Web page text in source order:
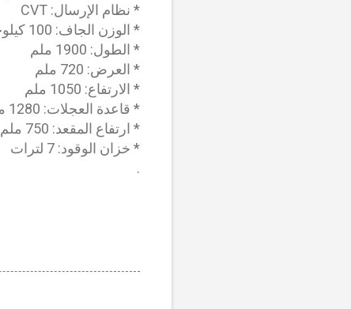
* نظام الإرسال: CVT
* الوزن الجاف: 100 كيلوجرام
* الطول: 1900 ملم
* العرض: 720 ملم
* الارتفاع: 1050 ملم
* قاعدة العجلات: 1280 ملم
* ارتفاع المقعد: 750 ملم
* خزان الوقود: 7 لترات
.